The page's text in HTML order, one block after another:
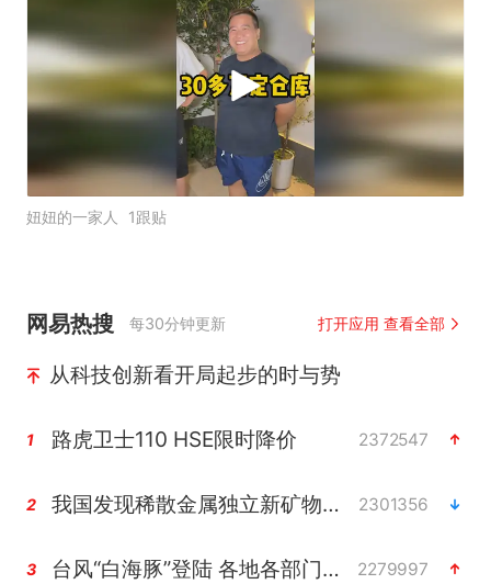
后经常要存放货物是刚需
妞妞的一家人 1跟贴
网易热搜 每30分钟更新 打开应用 查看全部
从科技创新看开局起步的时与势
1 路虎卫士110 HSE限时降价 2372547
2 我国发现稀散金属独立新矿物——乌斯河锗矿 2301356
3 台风“白海豚”登陆 各地各部门全力应对 2279997